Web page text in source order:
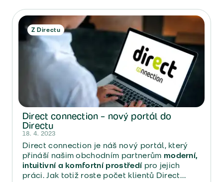
Z Directu
Direct connection – nový portál do
Directu
18. 4. 2023
Direct connection je náš nový portál, který
přináší našim obchodním partnerům moderní,
intuitivní a komfortní prostředí pro jejich
práci. Jak totiž roste počet klientů Direct